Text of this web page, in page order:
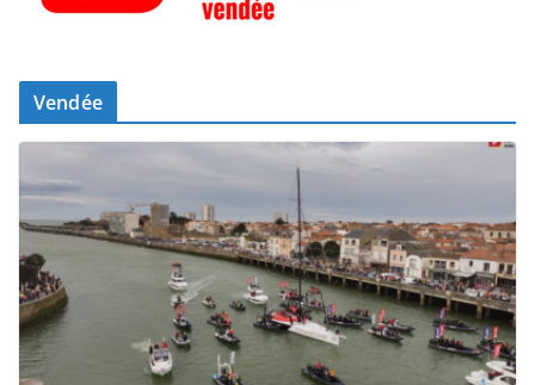
Vendée